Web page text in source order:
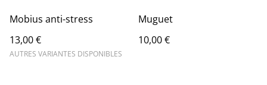
Mobius anti-stress
13,00 €
AUTRES VARIANTES DISPONIBLES
Muguet
10,00 €